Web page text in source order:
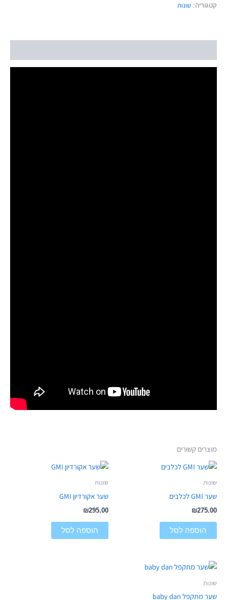
קטגוריה: שונות
מוצרים קשורים
שונות
שער GMI לכלבים
₪275.00
הוספה לסל
שונות
שער אקורדיון GMI
₪295.00
הוספה לסל
שונות
שער מתקפל baby dan